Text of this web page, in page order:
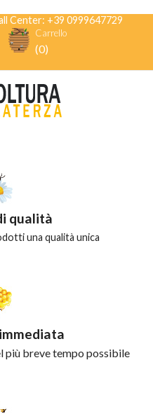
Center: +39 0999647729
Carrello
(0)
qualità
una qualità unica
più breve tempo possibile